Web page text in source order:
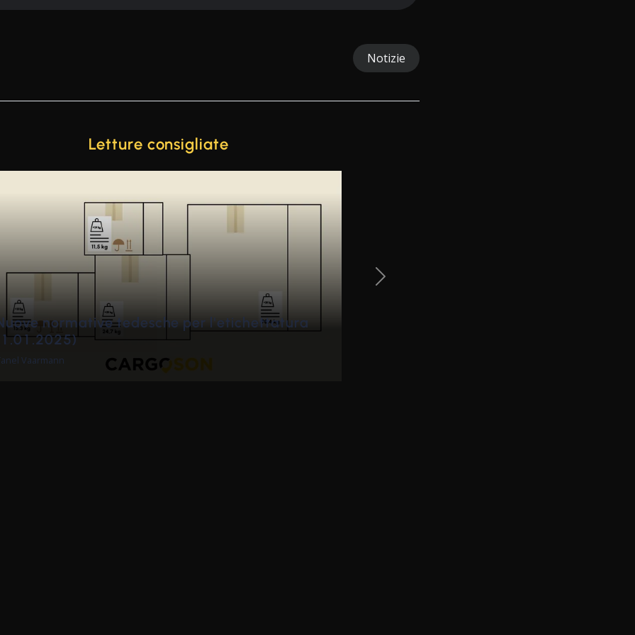
Notizie
Letture consigliate
Membro del team Cargoson è stato eletto